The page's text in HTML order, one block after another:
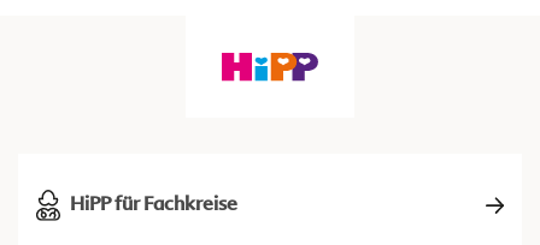
HiPP für Fachkreise